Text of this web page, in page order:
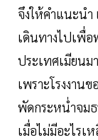
จึงให้คำแนะนำ
เดินทางไปเพื่อ
ประเทศเมียนม
เพราะโรงงาน
พัดกระหน่ำจม
เมื่อไม่มีอะไรเ